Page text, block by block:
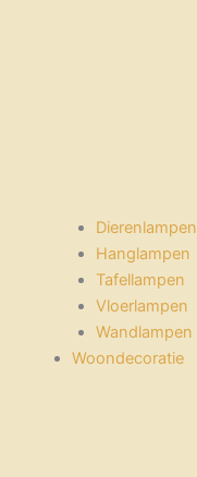
Dierenlampen
Hanglampen
Tafellampen
Vloerlampen
Wandlampen
Woondecoratie